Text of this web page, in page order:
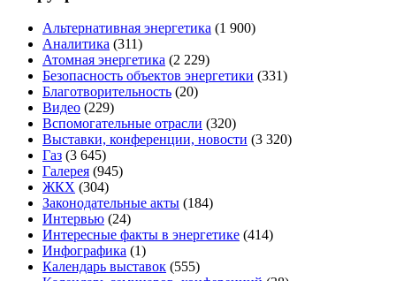
Альтернативная энергетика (1 900)
Аналитика (311)
Атомная энергетика (2 229)
Безопасность объектов энергетики (331)
Благотворительность (20)
Видео (229)
Вспомогательные отрасли (320)
Выставки, конференции, новости (3 320)
Газ (3 645)
Галерея (945)
ЖКХ (304)
Законодательные акты (184)
Интервью (24)
Интересные факты в энергетике (414)
Инфографика (1)
Календарь выставок (555)